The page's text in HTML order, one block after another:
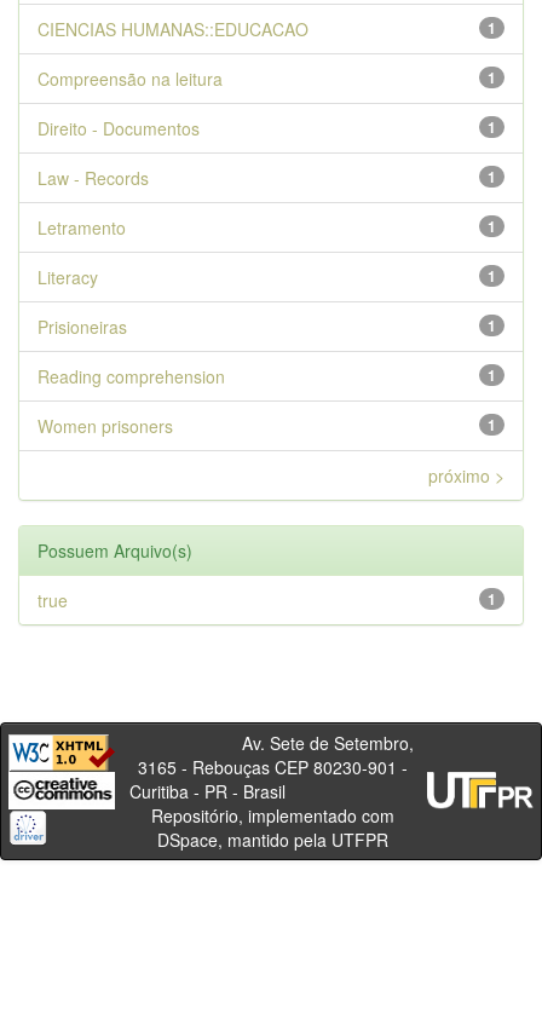
1
CIENCIAS HUMANAS::EDUCACAO
1
Compreensão na leitura
1
Direito - Documentos
1
Law - Records
1
Letramento
1
Literacy
1
Prisioneiras
1
Reading comprehension
1
Women prisoners
próximo >
Possuem Arquivo(s)
1
true
Av. Sete de Setembro,
3165 - Rebouças CEP 80230-901 -
Curitiba - PR - Brasil
Repositório, implementado com
DSpace, mantido pela UTFPR